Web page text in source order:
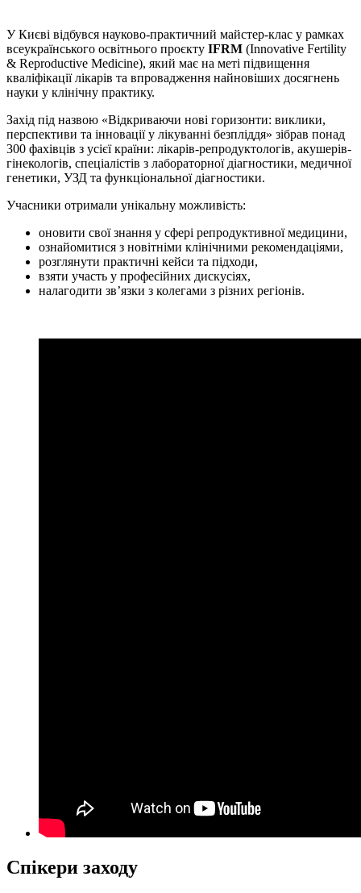
У Києві відбувся науково-практичний майстер-клас у рамках
всеукраїнського освітнього проєкту IFRM (Innovative Fertility
& Reproductive Medicine), який має на меті підвищення
кваліфікації лікарів та впровадження найновіших досягнень
науки у клінічну практику.
Захід під назвою «Відкриваючи нові горизонти: виклики,
перспективи та інновації у лікуванні безпліддя» зібрав понад
300 фахівців з усієї країни: лікарів-репродуктологів, акушерів-
гінекологів, спеціалістів з лабораторної діагностики, медичної
генетики, УЗД та функціональної діагностики.
Учасники отримали унікальну можливість:
оновити свої знання у сфері репродуктивної медицини,
ознайомитися з новітніми клінічними рекомендаціями,
розглянути практичні кейси та підходи,
взяти участь у професійних дискусіях,
налагодити зв’язки з колегами з різних регіонів.
Спікери заходу